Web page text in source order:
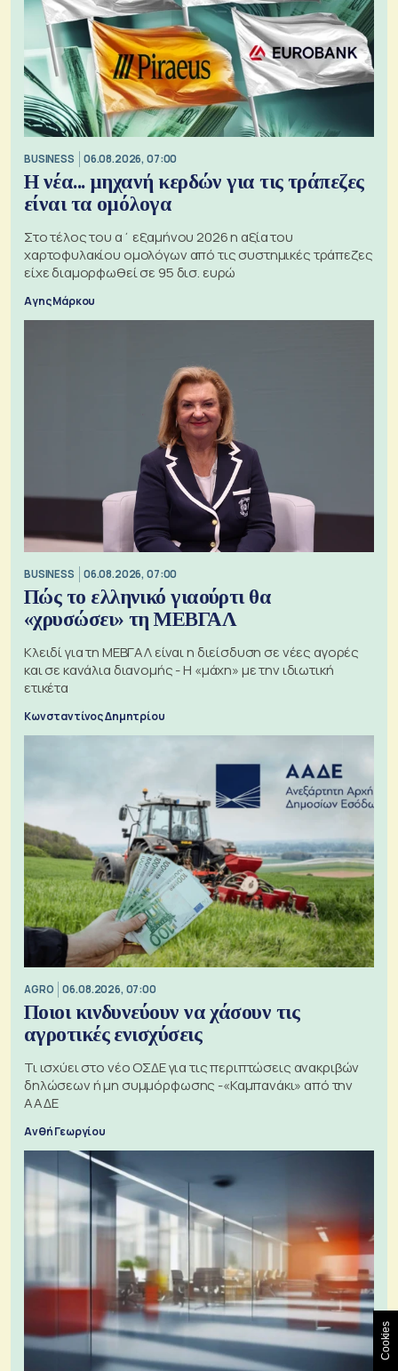
BUSINESS 06.08.2026, 07:00
Η νέα... μηχανή κερδών για τις τράπεζες
είναι τα ομόλογα
Στο τέλος του α΄ εξαμήνου 2026 η αξία του
χαρτοφυλακίου ομολόγων από τις συστημικές τράπεζες
είχε διαμορφωθεί σε 95 δισ. ευρώ
Αγης Μάρκου
BUSINESS 06.08.2026, 07:00
Πώς το ελληνικό γιαούρτι θα
«χρυσώσει» τη ΜΕΒΓΑΛ
Κλειδί για τη ΜΕΒΓΑΛ είναι η διείσδυση σε νέες αγορές
και σε κανάλια διανομής - Η «μάχη» με την ιδιωτική
ετικέτα
Κωνσταντίνος Δημητρίου
AGRO 06.08.2026, 07:00
Ποιοι κινδυνεύουν να χάσουν τις
αγροτικές ενισχύσεις
Τι ισχύει στο νέο ΟΣΔΕ για τις περιπτώσεις ανακριβών
δηλώσεων ή μη συμμόρφωσης -«Καμπανάκι» από την
ΑΑΔΕ
Ανθή Γεωργίου
Cookies